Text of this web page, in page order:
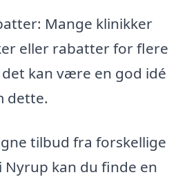
Mange klinikker
eller rabatter for flere
det kan være en god idé
dette.
tilbud fra forskellige
kan du finde en